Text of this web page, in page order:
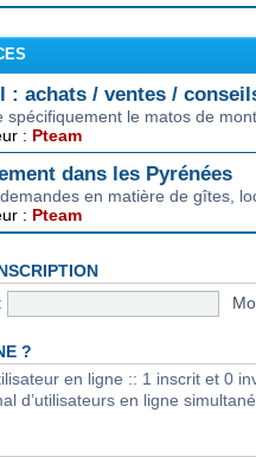
: achats / ventes /
spécifiquement le matos de
: Pteam
dans les Pyrénées
en matière de gîtes,
: Pteam
INSCRIPTION
?
en ligne :: 1 inscrit et 0
d’utilisateurs en ligne